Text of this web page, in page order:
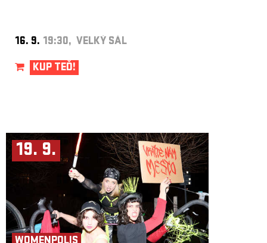
16. 9. 19:30, VELKÝ SÁL
KUP TEĎ!
19. 9.